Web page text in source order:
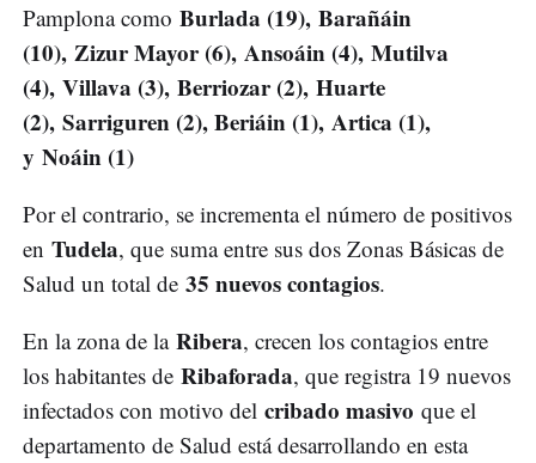
Pamplona como Burlada (19), Barañáin
(10), Zizur Mayor (6), Ansoáin (4), Mutilva
(4), Villava (3), Berriozar (2), Huarte
(2), Sarriguren (2), Beriáin (1), Artica (1),
y Noáin (1)
Por el contrario, se incrementa el número de positivos
en Tudela, que suma entre sus dos Zonas Básicas de
Salud un total de 35 nuevos contagios.
En la zona de la Ribera, crecen los contagios entre
los habitantes de Ribaforada, que registra 19 nuevos
infectados con motivo del cribado masivo que el
departamento de Salud está desarrollando en esta